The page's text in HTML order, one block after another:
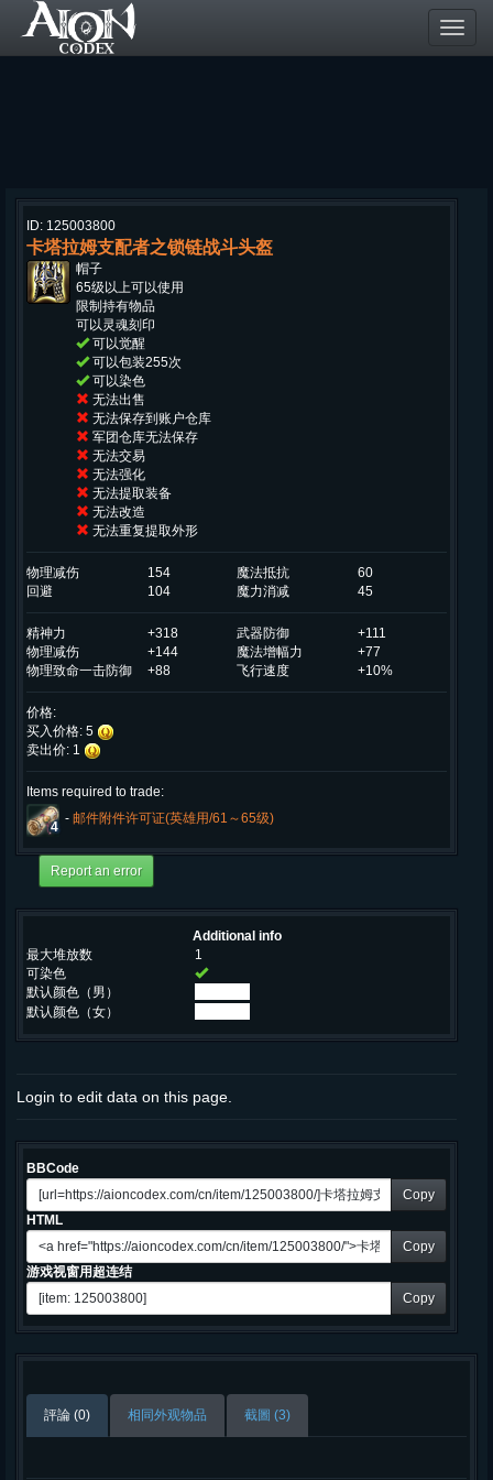
ID: 125003800
卡塔拉姆支配者之锁链战斗头盔
帽子
65级以上可以使用
限制持有物品
可以灵魂刻印
可以觉醒
可以包装255次
可以染色
无法出售
无法保存到账户仓库
军团仓库无法保存
无法交易
无法强化
无法提取装备
无法改造
无法重复提取外形
物理减伤 154 魔法抵抗
60
回避
104 魔力消减 45
精神力 +318 武器防御
+111
物理减伤
+144 魔法增幅力
+77
物理致命一击防御
+88 飞行速度 +10%
价格:
买入价格: 5
卖出价: 1
Items required to trade:
4
- 邮件附件许可证(英雄用/61～65级)
Additional info
最大堆放数
1
可染色
默认颜色（男）
默认颜色（女）
Login to edit data on this page.
BBCode
Copy
HTML
Copy
游戏视窗用超连结
Copy
評論 (0) 相同外观物品 截圖 (3)